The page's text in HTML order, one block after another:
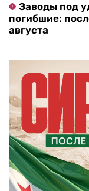
Заводы под
погибшие:
августа